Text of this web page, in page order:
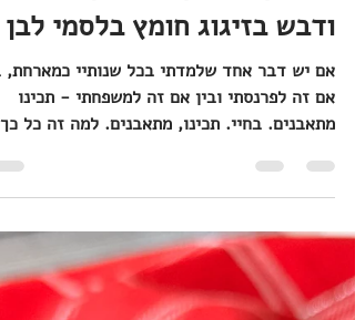
ברוסקטה ריקוטה מוקצפת
ודבש בזיגוג חומץ בלסמי לבן
אם יש דבר אחד שלמדתי בכל שנותיי כמארחת,
מתאבנים. בחיי. תכינו, מתאבנים. למה זה כל כך
חשוב? בארוחה גדולה, חג, או חגיגה, אירוע או
באמת, לא משנה מה, הגעת האורחים היא
בטפטופים. תמיד נוצר מצב, שמי שמגיעים
ראשונים, מחכים למי שמאחרים. תמיד נוצר
שמי שמגיעים ראשונים, מורעבים, ומחפשים לאן